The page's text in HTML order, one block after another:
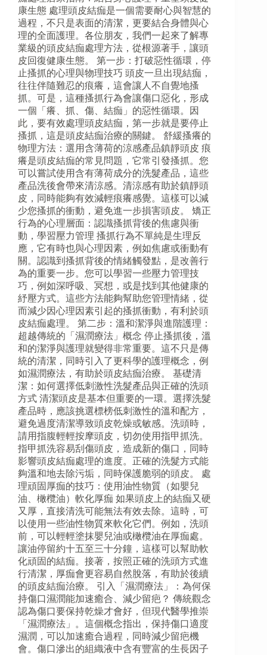
康生態 處理頭皮結痂是一個需要耐心與智慧的
過程，不只是表面的清潔，更要結合身體與心
理的全面護理。各位朋友，我們一起來了解專
業級的頭皮結痂處理方法，從根源著手，讓頭
皮回復健康生態。 第一步：打破惡性循環，停
止搔抓的心理與物理技巧 頭皮一旦出現結痂，
往往伴隨難忍的痕癢，這會讓人不自覺地搔
抓。可是，這種搔抓行為會讓傷口惡化，形成
一個「癢、抓、傷、結痂」的惡性循環。因
此，要有效處理頭皮結痂，第一步就是要停止
搔抓，這是頭皮結痂治療的關鍵。 舒緩搔癢的
物理方法：選用含薄荷的涼感產品鎮靜頭皮 痕
癢是頭皮結痂的常見問題，它常引發搔抓。您
可以嘗試使用含有薄荷成分的洗髮產品，這些
產品洗後會帶來清涼感。清涼感有助於鎮靜頭
皮，同時能夠有效減輕痕癢感覺。這樣可以減
少您搔抓的衝動，避免進一步損害頭皮。 矯正
行為的心理層面：認識搔抓背後的焦慮與衝
動，學習壓力管理 搔抓行為不單純是生理反
應，它有時也與心理因素，例如焦慮或衝動有
關。認識到搔抓背後的情緒觸發點，是改善行
為的重要一步。您可以學習一些壓力管理技
巧，例如深呼吸、冥想，或是找到其他健康的
紓壓方式。這些方法能夠幫助您管理情緒，從
而減少因心理因素引起的搔抓衝動，有利於頭
皮結痂處理。 第二步：溫和潔淨與進階護理：
超越傳統的「濕潤療法」概念 停止搔抓後，溫
和的潔淨與護理就變得非常重要。這不只是傳
統的清潔，同時引入了更科學的護理概念，例
如濕潤療法，有助於頭皮結痂治療。 基礎清
潔：如何選擇低刺激性洗髮產品與正確的洗頭
方式 清潔頭皮是基本但重要的一環。選擇洗髮
產品時，應該挑選標榜低刺激性的溫和配方，
避免過度清潔導致頭皮乾燥或敏感。洗頭時，
請用指腹輕輕按摩頭皮，切勿使用指甲抓洗。
指甲抓洗容易刮傷頭皮，造成新的傷口，同時
影響頭皮結痂處理的進度。正確的洗髮方式能
夠溫和地去除污垢，同時保護脆弱的頭皮。 處
理頑固厚痂的技巧：使用油性物質（如嬰兒
油、橄欖油）軟化厚痂 如果頭皮上的結痂又硬
又厚，直接清洗可能無法有效去除。這時，可
以使用一些油性物質來軟化它們。例如，洗頭
前，可以輕輕塗抹嬰兒油或橄欖油在厚痂處。
讓油停留約十五至三十分鐘，這樣可以幫助軟
化頑固的結痂。接著，按照正確的洗頭方式進
行清潔，厚痂會更容易自然脫落，有助於後續
的頭皮結痂治療。 引入「濕潤療法」：為何保
持傷口濕潤能加速癒合、減少留疤？ 傳統觀念
認為傷口要保持乾燥才會好，但現代醫學推崇
「濕潤療法」。這個概念指出，保持傷口適度
濕潤，可以加速癒合過程，同時減少留疤機
會。傷口滲出的組織液中含有豐富的生長因子